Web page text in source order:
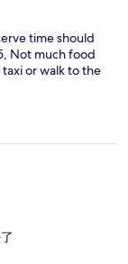
time should
Not much food
or walk to the